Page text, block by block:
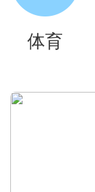
体育